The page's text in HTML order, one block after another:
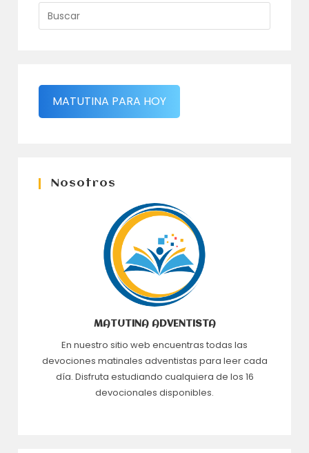
MATUTINA PARA HOY
Nosotros
MATUTINA ADVENTISTA
En nuestro sitio web encuentras todas las
devociones matinales adventistas para leer cada
día. Disfruta estudiando cualquiera de los 16
devocionales disponibles.